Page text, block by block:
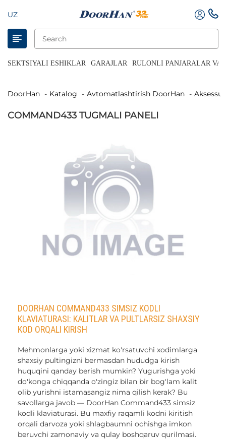
UZ
SEKTSIYALI ESHIKLAR GARAJLAR RULONLI PANJARALAR VA
DoorHan Katalog Avtomatlashtirish DoorHan
COMMAND433 TUGMALI PANELI
DOORHAN COMMAND433 SIMSIZ KODLI
KLAVIATURASI: KALITLAR VA PULTLARSIZ SHAXSIY
KOD ORQALI KIRISH
Mehmonlarga yoki xizmat ko'rsatuvchi xodimlarga
shaxsiy pultingizni bermasdan hududga kirish
huquqini qanday berish mumkin? Yugurishga yoki
do'konga chiqqanda o'zingiz bilan bir bog'lam kalit
olib yurishni istamasangiz nima qilish kerak? Bu
savollarga javob — DoorHan Command433 simsiz
kodli klaviaturasi. Bu maxfiy raqamli kodni kiritish
orqali darvoza yoki shlagbaumni ochishga imkon
beruvchi zamonaviy va qulay boshqaruv qurilmasi.